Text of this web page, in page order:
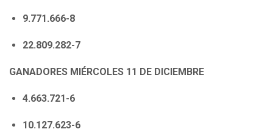
9.771.666-8
22.809.282-7
GANADORES MIÉRCOLES 11 DE DICIEMBRE
4.663.721-6
10.127.623-6